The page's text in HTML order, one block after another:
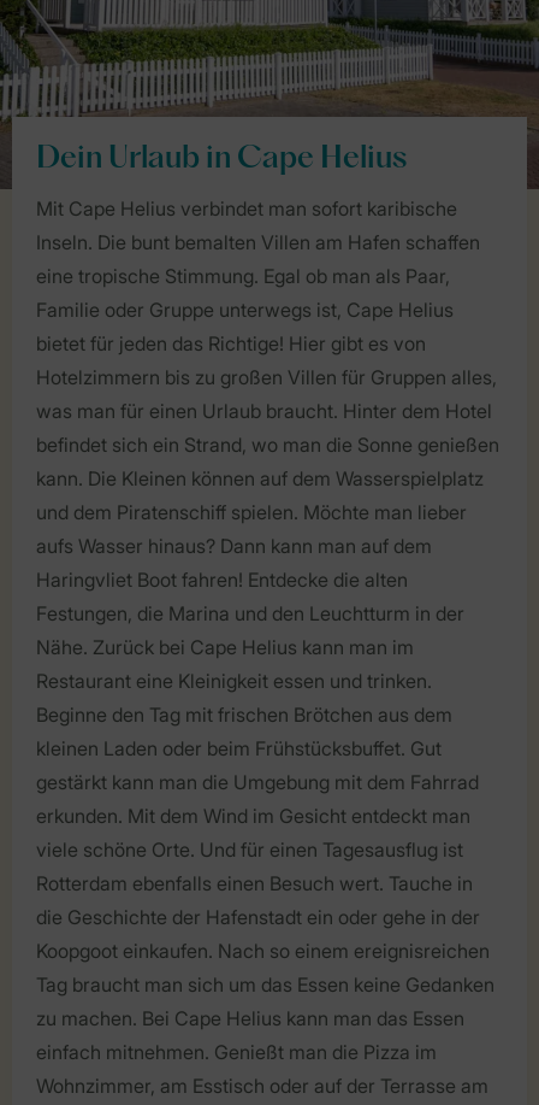
Dein Urlaub in Cape Helius
Mit Cape Helius verbindet man sofort karibische
Inseln. Die bunt bemalten Villen am Hafen schaffen
eine tropische Stimmung. Egal ob man als Paar,
Familie oder Gruppe unterwegs ist, Cape Helius
bietet für jeden das Richtige! Hier gibt es von
Hotelzimmern bis zu großen Villen für Gruppen alles,
was man für einen Urlaub braucht. Hinter dem Hotel
befindet sich ein Strand, wo man die Sonne genießen
kann. Die Kleinen können auf dem Wasserspielplatz
und dem Piratenschiff spielen. Möchte man lieber
aufs Wasser hinaus? Dann kann man auf dem
Haringvliet Boot fahren! Entdecke die alten
Festungen, die Marina und den Leuchtturm in der
Nähe. Zurück bei Cape Helius kann man im
Restaurant eine Kleinigkeit essen und trinken.
Beginne den Tag mit frischen Brötchen aus dem
kleinen Laden oder beim Frühstücksbuffet. Gut
gestärkt kann man die Umgebung mit dem Fahrrad
erkunden. Mit dem Wind im Gesicht entdeckt man
viele schöne Orte. Und für einen Tagesausflug ist
Rotterdam ebenfalls einen Besuch wert. Tauche in
die Geschichte der Hafenstadt ein oder gehe in der
Koopgoot einkaufen. Nach so einem ereignisreichen
Tag braucht man sich um das Essen keine Gedanken
zu machen. Bei Cape Helius kann man das Essen
einfach mitnehmen. Genießt man die Pizza im
Wohnzimmer, am Esstisch oder auf der Terrasse am